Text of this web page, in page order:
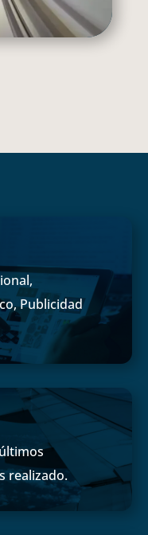
Publicidad
realizado.